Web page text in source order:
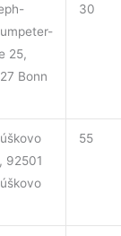
25,
Bonn
30
92501
55